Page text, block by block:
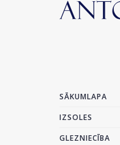
SĀKUMLAPA
IZSOLES
GLEZNIECĪBA